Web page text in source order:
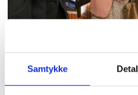
Samtykke
STØTTAR: Arbeids- og
Tonje Brenna (tv)
Moflag (th) Caroline